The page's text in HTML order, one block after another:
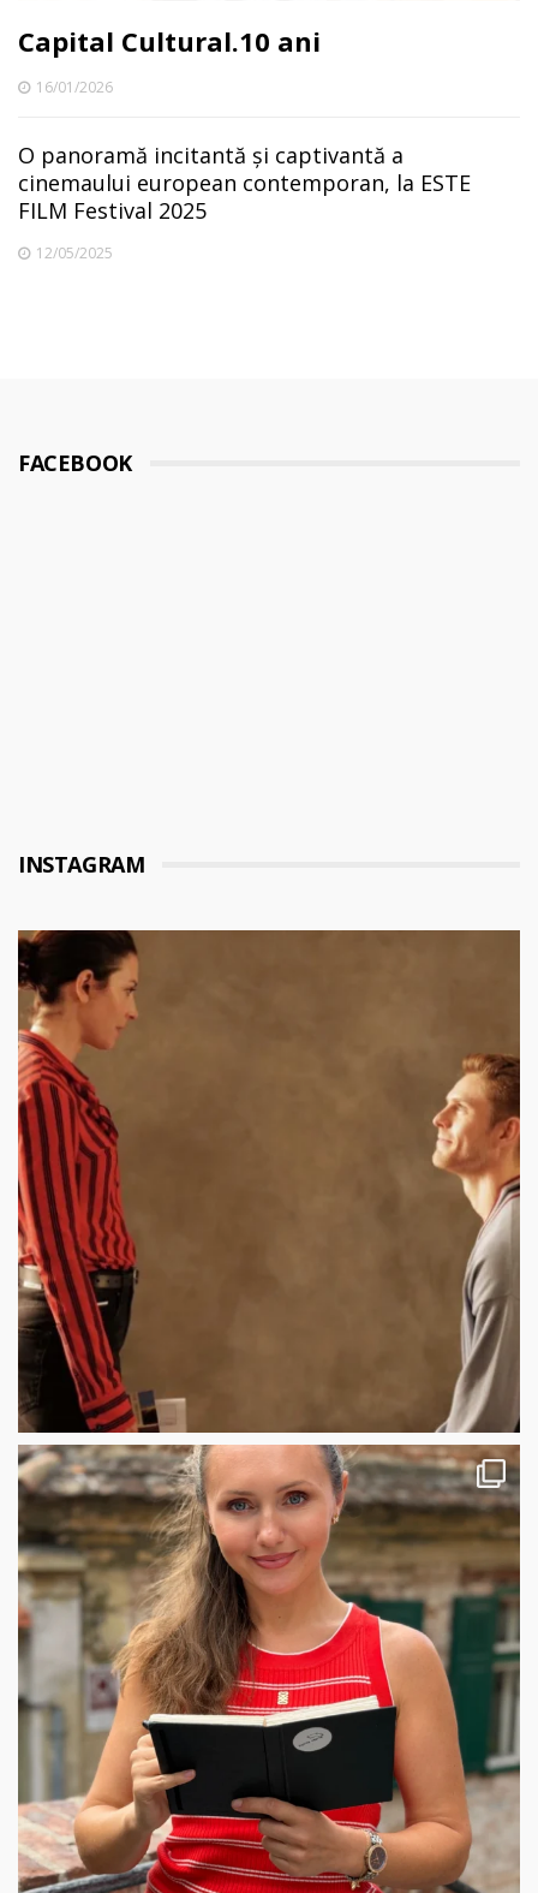
Capital Cultural.10 ani
16/01/2026
O panoramă incitantă și captivantă a
cinemaului european contemporan, la ESTE
FILM Festival 2025
12/05/2025
FACEBOOK
INSTAGRAM